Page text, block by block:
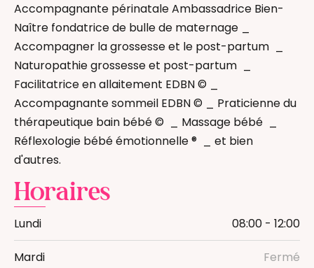
Massage enfant
Naturopathie femme/jeune maman
Réflexologie bébé
Thérapeutique Bain Bébé
Accompagnant(e) périnatal(e)
Accompagnante périnatale Ambassadrice Bien-
Naître fondatrice de bulle de maternage _
Accompagner la grossesse et le post-partum _
Naturopathie grossesse et post-partum _
Facilitatrice en allaitement EDBN © _
Accompagnante sommeil EDBN © _ Praticienne du
thérapeutique bain bébé © _ Massage bébé _
Réflexologie bébé émotionnelle ® _ et bien
d'autres.
Horaires
Lundi 08:00 - 12:00
Mardi Fermé